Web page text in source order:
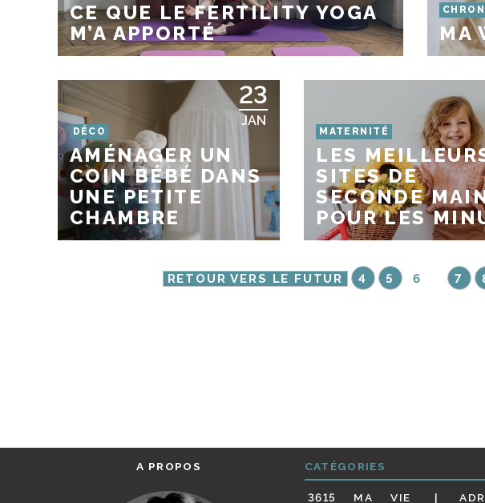
CE QUE LE FERTILITY YOGA
M’A APPORTÉ
MA
23
JAN
DÉCO
AMÉNAGER UN
COIN BÉBÉ DANS
UNE PETITE
CHAMBRE
MATERNITÉ
LES
SITES DE
SECONDE
POUR LES
RETOUR VERS LE FUTUR 4 5 6 7
A PROPOS CATÉGORIES
3615 MA VIE